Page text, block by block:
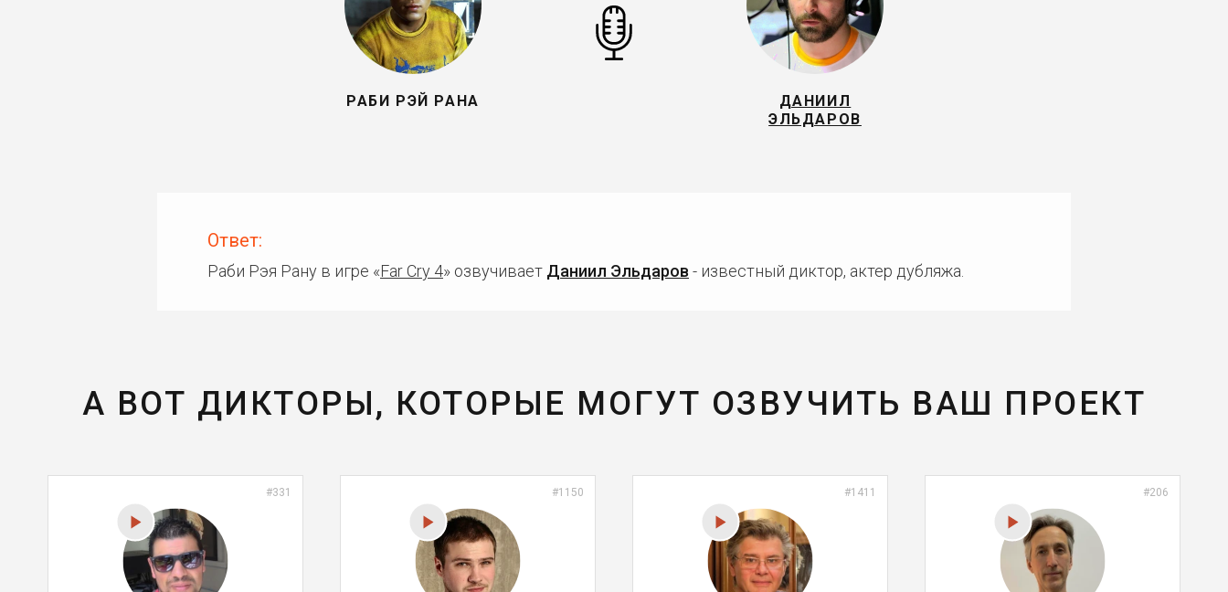
РАБИ РЭЙ РАНА
ДАНИИЛ
ЭЛЬДАРОВ
Ответ:
Раби Рэя Рану в игре «Far Cry 4» озвучивает Даниил Эльдаров - известный диктор, актер дубляжа.
А ВОТ ДИКТОРЫ, КОТОРЫЕ МОГУТ ОЗВУЧИТЬ ВАШ ПРОЕКТ
#331 #1150 #1411 #206